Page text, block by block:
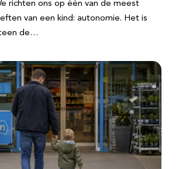
richten ons op één van de meest
van een kind: autonomie. Het is
de…